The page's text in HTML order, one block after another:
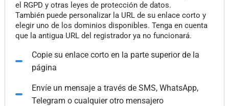
el RGPD y otras leyes de protección de datos.
También puede personalizar la URL de su enlace corto y
elegir uno de los dominios disponibles. Tenga en cuenta
que la antigua URL del registrador ya no funcionará.
Copie su enlace corto en la parte superior de la
página
Envíe un mensaje a través de SMS, WhatsApp,
Telegram o cualquier otro mensajero